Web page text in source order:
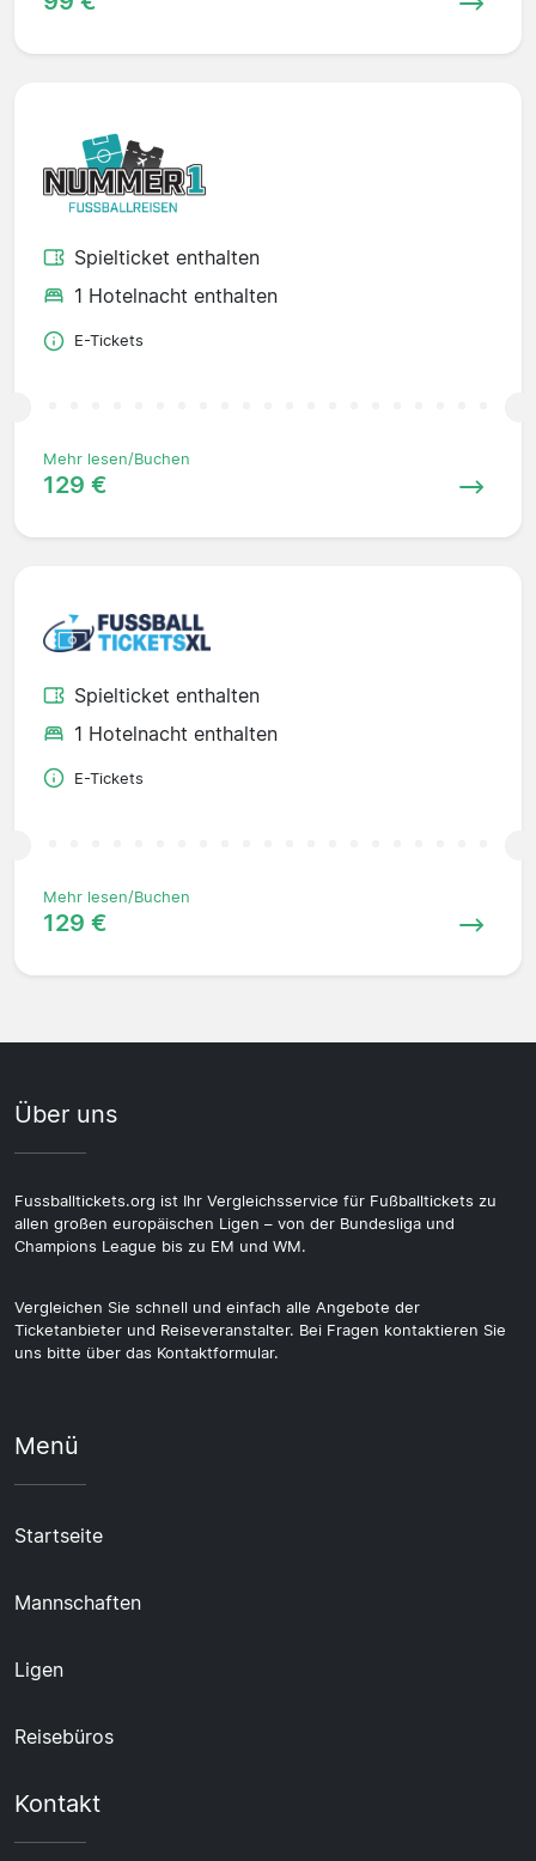
Spielticket enthalten
1 Hotelnacht enthalten
E-Tickets
Mehr lesen/Buchen
129 €
Spielticket enthalten
1 Hotelnacht enthalten
E-Tickets
Mehr lesen/Buchen
129 €
Über uns
Fussballtickets.org ist Ihr Vergleichsservice für Fußballtickets zu
allen großen europäischen Ligen – von der Bundesliga und
Champions League bis zu EM und WM.
Vergleichen Sie schnell und einfach alle Angebote der
Ticketanbieter und Reiseveranstalter. Bei Fragen kontaktieren Sie
uns bitte über das Kontaktformular.
Menü
Startseite
Mannschaften
Ligen
Reisebüros
Kontakt